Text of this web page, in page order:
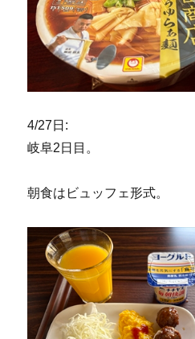
4/27日:
岐阜2日目。
朝食はビュッフェ形式。